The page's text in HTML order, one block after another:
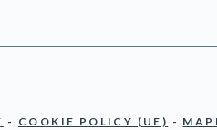
- COOKIE POLICY (UE) -